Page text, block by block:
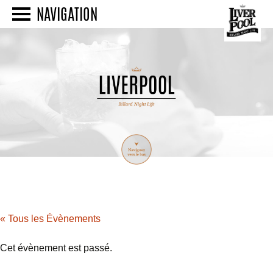
NAVIGATION
« Tous les Évènements
Cet évènement est passé.